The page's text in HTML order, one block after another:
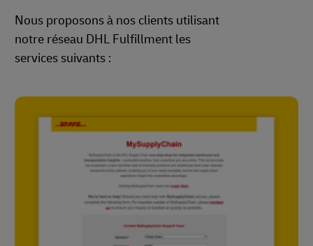
Nous proposons à nos clients utilisant
notre réseau DHL Fulfillment les
services suivants :